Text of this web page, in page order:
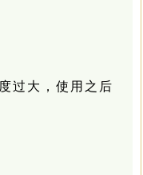
过大，使用之后